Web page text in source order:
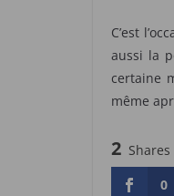
C’est
aussi la
certaine
même
2 Shares
0